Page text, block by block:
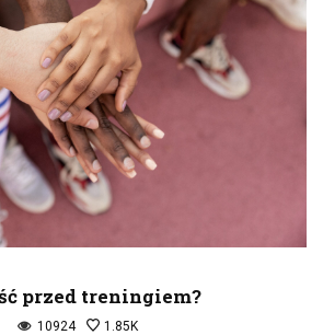
przed treningiem?
10924 1.85K